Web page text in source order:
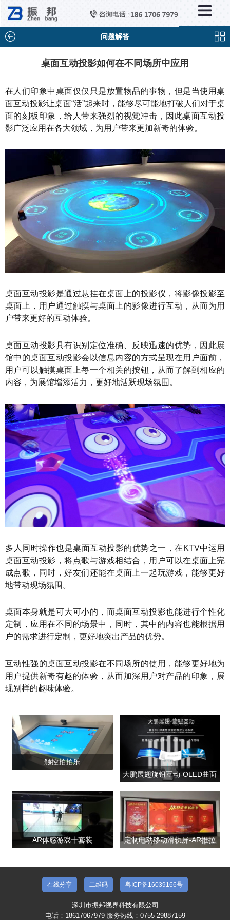
问题解答
桌面互动投影如何在不同场所中应用
在人们印象中桌面仅仅只是放置物品的事物，但是当使用桌
面互动投影让桌面“活”起来时，能够尽可能地打破人们对于桌
面的刻板印象，给人带来强烈的视觉冲击，因此桌面互动投
影广泛应用在各大领域，为用户带来更加新奇的体验。
桌面互动投影是通过悬挂在桌面上的投影仪，将影像投影至
桌面上，用户通过触摸与桌面上的影像进行互动，从而为用
户带来更好的互动体验。
桌面互动投影具有识别定位准确、反映迅速的优势，因此展
馆中的桌面互动投影会以信息内容的方式呈现在用户面前，
用户可以触摸桌面上每一个相关的按钮，从而了解到相应的
内容，为展馆增添活力，更好地活跃现场氛围。
多人同时操作也是桌面互动投影的优势之一，在KTV中运用
桌面互动投影，将点歌与游戏相结合，用户可以在桌面上完
成点歌，同时，好友们还能在桌面上一起玩游戏，能够更好
地带动现场氛围。
桌面本身就是可大可小的，而桌面互动投影也能进行个性化
定制，应用在不同的场景中，同时，其中的内容也能根据用
户的需求进行定制，更好地突出产品的优势。
互动性强的桌面互动投影在不同场所的使用，能够更好地为
用户提供新奇有趣的体验，从而加深用户对产品的印象，展
现别样的趣味体验。
触控拍拍乐
大鹏展翅旋钮互动-OLED曲面
柔性波浪屏
AR体感游戏十套装
定制电动移动滑轨屏-AR推拉
新闻中心
×
行业新闻
问题解答
百科知识
在线分享 二维码 粤ICP备16039166号
深圳市振邦视界科技有限公司
电话：18617067979 服务热线：0755-29887159